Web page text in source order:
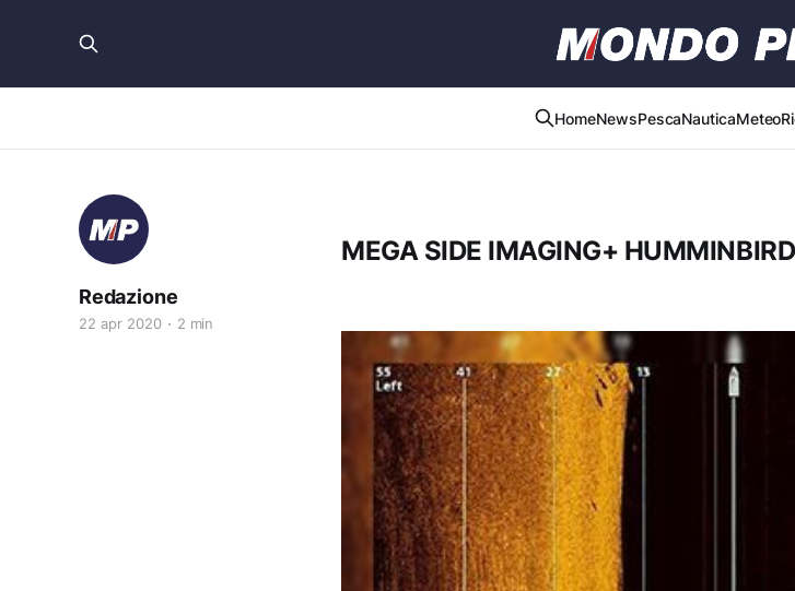
HomeNewsPescaNauticaMeteo
MEGA SIDE IMAGING+ HUMMINBIRD
Redazione
22 apr 2020 2 min